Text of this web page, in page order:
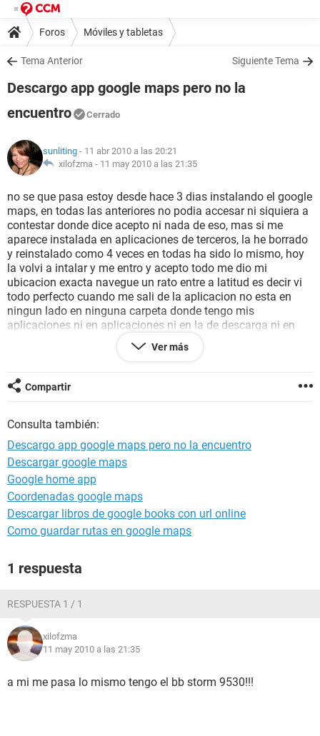
Foros Móviles y tabletas
Tema Anterior Siguiente Tema
Descargo app google maps pero no la
encuentro
Cerrado
sunliting - 11 abr 2010 a las 20:21
xilofzma - 11 may 2010 a las 21:35
no se que pasa estoy desde hace 3 dias instalando el google
maps, en todas las anteriores no podia accesar ni siquiera a
contestar donde dice acepto ni nada de eso, mas si me
aparece instalada en aplicaciones de terceros, la he borrado
y reinstalado como 4 veces en todas ha sido lo mismo, hoy
la volvi a intalar y me entro y acepto todo me dio mi
ubicacion exacta navegue un rato entre a latitud es decir vi
todo perfecto cuando me sali de la aplicacion no esta en
ningun lado en ninguna carpeta donde tengo mis
aplicaciones ni en aplicaciones ni en la de descarga ni en
ningun lado, SOLO LA VEO EN APLICACIONES DE
TERCEROS PERO EL ICONO EN NINGUNA PARTE he
problema y no he tenido exito, tengo un bb storm con os
nuevo y es de movilnet.....gracias por su ayuda
Ver más
Compartir
Consulta también:
Descargo app google maps pero no la encuentro
Descargar google maps
Google home app
Coordenadas google maps
Descargar libros de google books con url online
Como guardar rutas en google maps
1 respuesta
RESPUESTA 1 / 1
xilofzma
11 may 2010 a las 21:35
a mi me pasa lo mismo tengo el bb storm 9530!!!